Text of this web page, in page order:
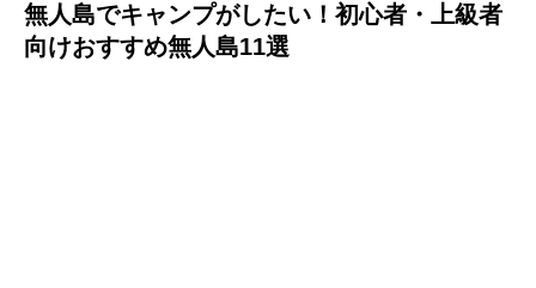
無人島でキャンプがしたい！初心者・上級者
向けおすすめ無人島11選